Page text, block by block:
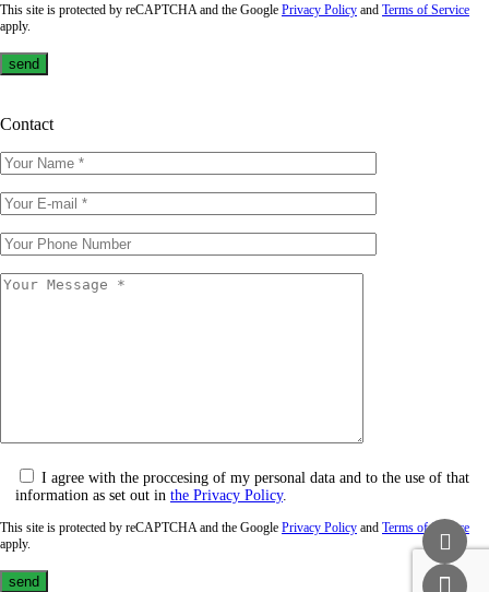
This site is protected by reCAPTCHA and the Google Privacy Policy and Terms of Service
apply.
Contact
I agree with the proccesing of my personal data and to the use of that
information as set out in the Privacy Policy.
This site is protected by reCAPTCHA and the Google Privacy Policy and Terms of Service
apply.